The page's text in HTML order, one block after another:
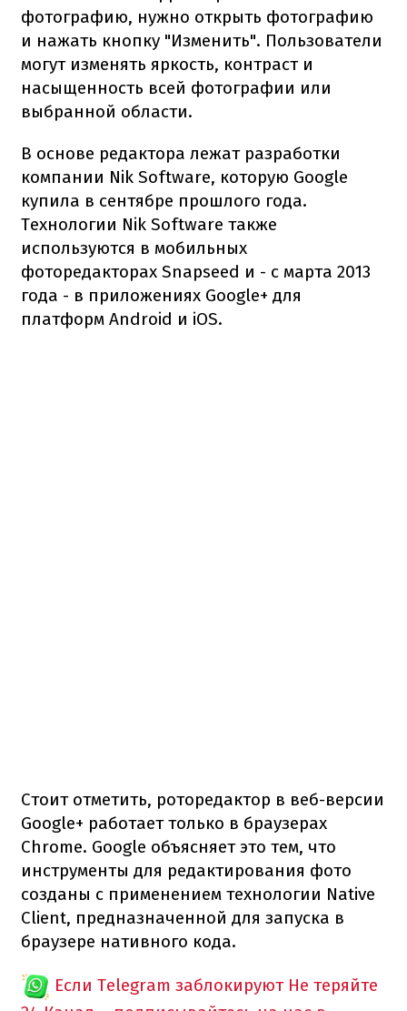
фотографию, нужно открыть фотографию
и нажать кнопку "Изменить". Пользователи
могут изменять яркость, контраст и
насыщенность всей фотографии или
выбранной области.
В основе редактора лежат разработки
компании Nik Software, которую Google
купила в сентябре прошлого года.
Технологии Nik Software также
используются в мобильных
фоторедакторах Snapseed и - с марта 2013
года - в приложениях Google+ для
платформ Android и iOS.
Стоит отметить, роторедактор в веб-версии
Google+ работает только в браузерах
Chrome. Google объясняет это тем, что
инструменты для редактирования фото
созданы с применением технологии Native
Client, предназначенной для запуска в
браузере нативного кода.
Если Telegram заблокируют Не теряйте